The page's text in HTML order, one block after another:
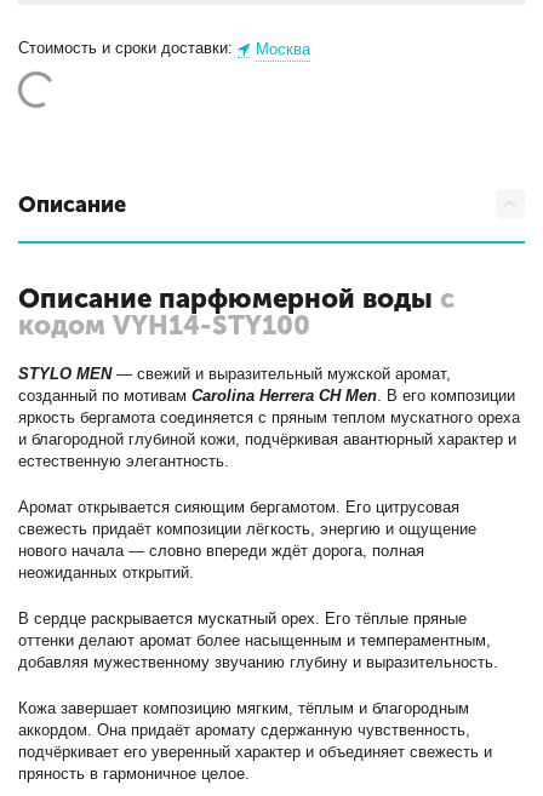
Стоимость и сроки доставки: Москва
Описание
Описание парфюмерной воды с
кодом VYH14-STY100
STYLO MEN— свежий и выразительный мужской аромат,
созданный по мотивамCarolina Herrera CH Men. В его композиции
яркость бергамота соединяется с пряным теплом мускатного ореха
и благородной глубиной кожи, подчёркивая авантюрный характер и
естественную элегантность.
Аромат открывается сияющим бергамотом. Его цитрусовая
свежесть придаёт композиции лёгкость, энергию и ощущение
нового начала — словно впереди ждёт дорога, полная
неожиданных открытий.
В сердце раскрывается мускатный орех. Его тёплые пряные
оттенки делают аромат более насыщенным и темпераментным,
добавляя мужественному звучанию глубину и выразительность.
Кожа завершает композицию мягким, тёплым и благородным
аккордом. Она придаёт аромату сдержанную чувственность,
подчёркивает его уверенный характер и объединяет свежесть и
пряность в гармоничное целое.